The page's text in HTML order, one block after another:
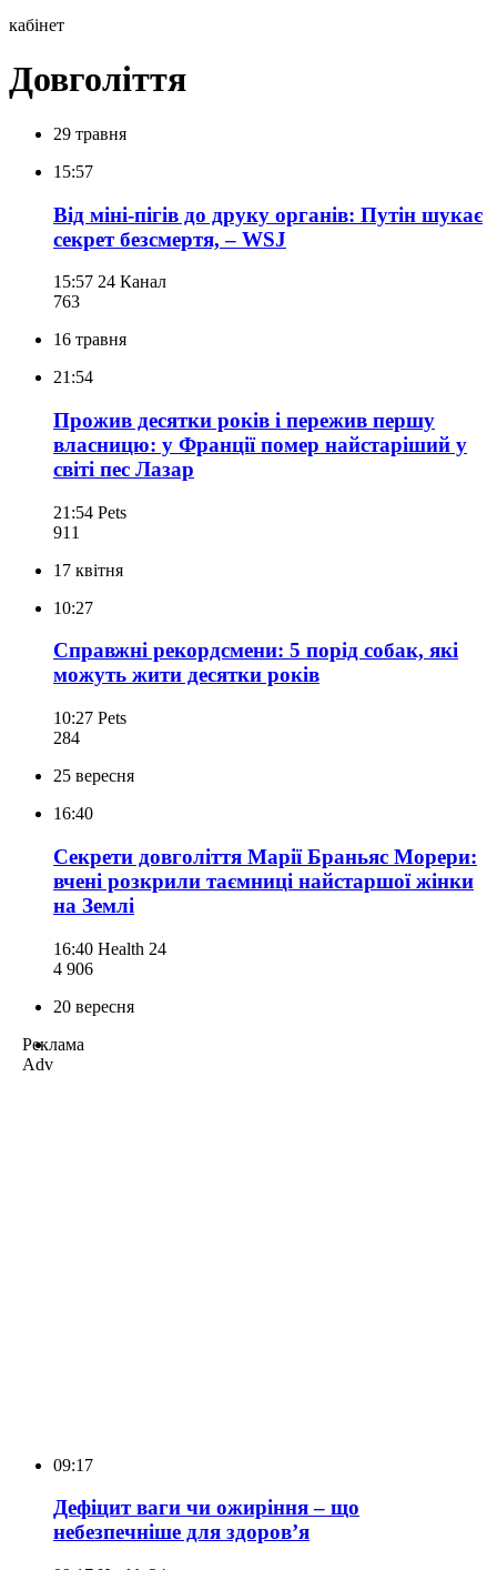
кабінет
Довголіття
29 травня
15:57
Від міні-пігів до друку органів: Путін шукає
секрет безсмертя, – WSJ
15:57 24 Канал
763
16 травня
21:54
Прожив десятки років і пережив першу
власницю: у Франції помер найстаріший у
світі пес Лазар
21:54 Pets
911
17 квітня
10:27
Справжні рекордсмени: 5 порід собак, які
можуть жити десятки років
10:27 Pets
284
25 вересня
16:40
Секрети довголіття Марії Браньяс Морери:
вчені розкрили таємниці найстаршої жінки
на Землі
16:40 Health 24
4 906
20 вересня
Реклама
Adv
09:17
Дефіцит ваги чи ожиріння – що
небезпечніше для здоровʼя